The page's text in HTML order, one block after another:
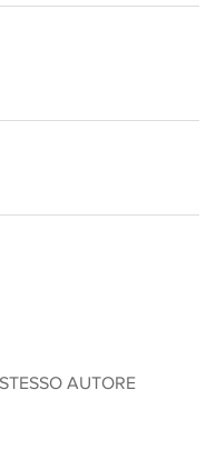
STESSO AUTORE